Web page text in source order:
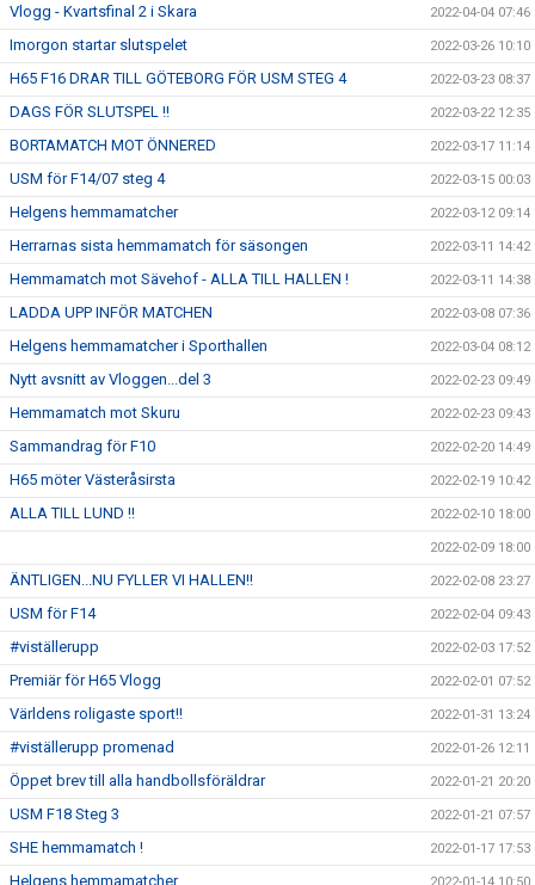
Vlogg - Kvartsfinal 2 i Skara 2022-04-04 07:46
Imorgon startar slutspelet 2022-03-26 10:10
H65 F16 DRAR TILL GÖTEBORG FÖR USM STEG 4 2022-03-23 08:37
DAGS FÖR SLUTSPEL !! 2022-03-22 12:35
BORTAMATCH MOT ÖNNERED 2022-03-17 11:14
USM för F14/07 steg 4 2022-03-15 00:03
Helgens hemmamatcher 2022-03-12 09:14
Herrarnas sista hemmamatch för säsongen 2022-03-11 14:42
Hemmamatch mot Sävehof - ALLA TILL HALLEN ! 2022-03-11 14:38
LADDA UPP INFÖR MATCHEN 2022-03-08 07:36
Helgens hemmamatcher i Sporthallen 2022-03-04 08:12
Nytt avsnitt av Vloggen...del 3 2022-02-23 09:49
Hemmamatch mot Skuru 2022-02-23 09:43
Sammandrag för F10 2022-02-20 14:49
H65 möter Västeråsirsta 2022-02-19 10:42
ALLA TILL LUND !! 2022-02-10 18:00
2022-02-09 18:00
ÄNTLIGEN...NU FYLLER VI HALLEN!! 2022-02-08 23:27
USM för F14 2022-02-04 09:43
#viställerupp 2022-02-03 17:52
Premiär för H65 Vlogg 2022-02-01 07:52
Världens roligaste sport!! 2022-01-31 13:24
#viställerupp promenad 2022-01-26 12:11
Öppet brev till alla handbollsföräldrar 2022-01-21 20:20
USM F18 Steg 3 2022-01-21 07:57
SHE hemmamatch ! 2022-01-17 17:53
Helgens hemmamatcher